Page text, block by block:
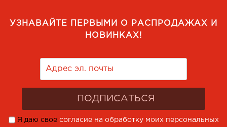
УЗНАВАЙТЕ ПЕРВЫМИ О РАСПРОДАЖАХ И
НОВИНКАХ!
Я даю свое согласие на обработку моих персональных